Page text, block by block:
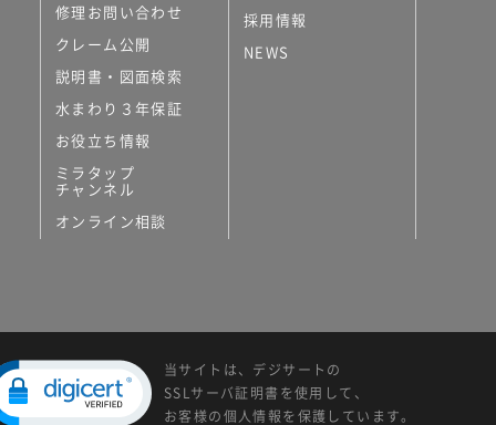
修理お問い合わせ
クレーム公開
説明書・図面検索
水まわり３年保証
お役立ち情報
ミラタップ
チャンネル
オンライン相談
採用情報
NEWS
当サイトは、デジサートの
SSLサーバ証明書を使用して、
お客様の個人情報を保護しています。